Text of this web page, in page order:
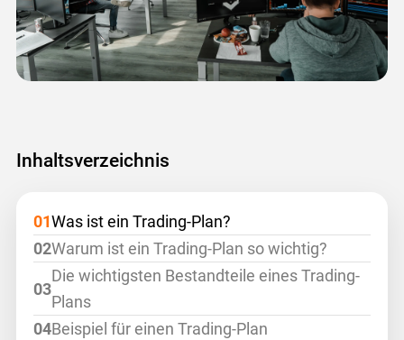
Inhaltsverzeichnis
Was ist ein Trading-Plan?
Warum ist ein Trading-Plan so wichtig?
Die wichtigsten Bestandteile eines Trading-
Plans
Beispiel für einen Trading-Plan